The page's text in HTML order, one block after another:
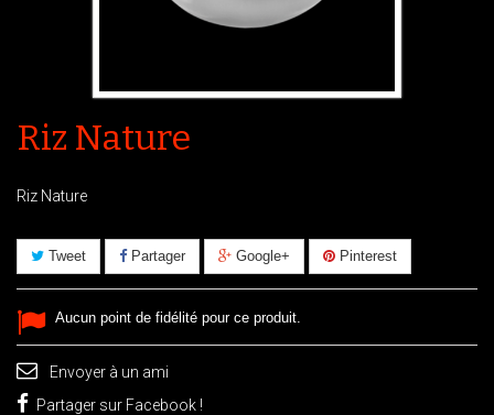
Riz Nature
Riz Nature
Tweet Partager Google+ Pinterest
Aucun point de fidélité pour ce produit.
Envoyer à un ami
Partager sur Facebook !